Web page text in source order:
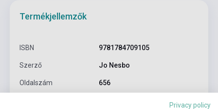
Termékjellemzők
ISBN 9781784709105
Szerző Jo Nesbo
Oldalszám 656
Privacy policy